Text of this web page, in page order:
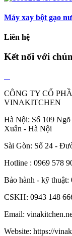
Máy xay bột gạo
Liên hệ
Kết nối với
CÔNG TY CỔ
VINAKITCHEN
Hà Nội: Số 109
Xuân - Hà Nội
Sài Gòn: Số 24 -
Hotline : 0969 578
Bảo hành - kỹ thuật:
CSKH: 0943 148
Email:
Website: https://